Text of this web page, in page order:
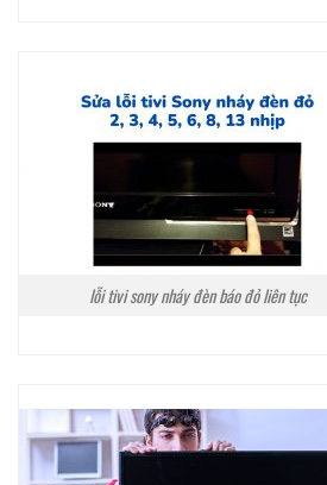
lỗi tivi sony nháy đèn báo đỏ liên tục